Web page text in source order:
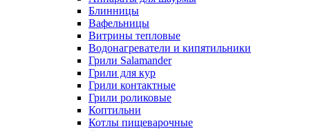
Блинницы
Вафельницы
Витрины тепловые
Водонагреватели и кипятильники
Грили Salamander
Грили для кур
Грили контактные
Грили роликовые
Коптильни
Котлы пищеварочные